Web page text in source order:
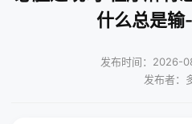
什么总是输
发布时间：2026-
发布者：